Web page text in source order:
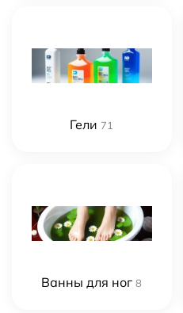
Гели 71
Ванны для ног 8